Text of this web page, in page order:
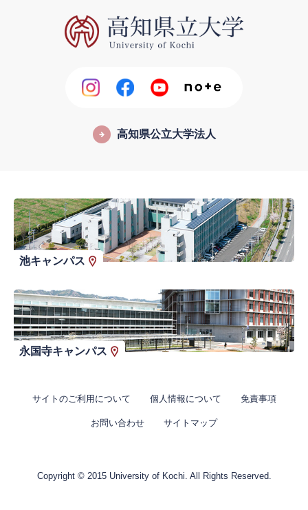
高知県公立大学法人
池キャンパス
永国寺キャンパス
サイトのご利用について 個人情報について 免責事項
お問い合わせ サイトマップ
Copyright © 2015 University of Kochi. All Rights Reserved.